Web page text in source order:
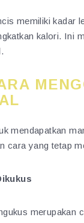
memiliki kadar
kalori. Ini
mendapatkan
cara yang tetap
merupakan